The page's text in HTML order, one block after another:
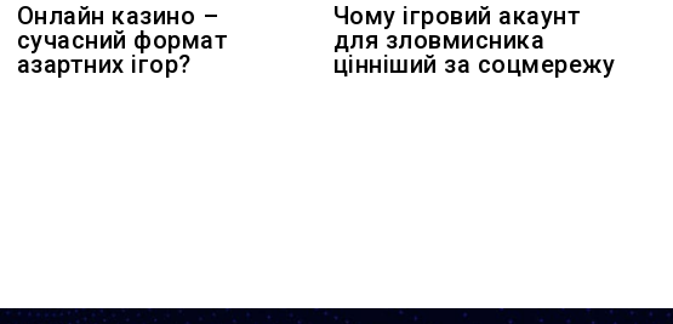
Онлайн казино –
сучасний формат
азартних ігор?
Чому ігровий акаунт
для зловмисника
цінніший за соцмережу